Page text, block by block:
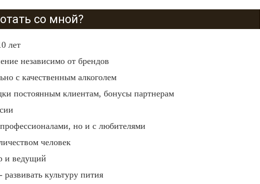
со мной?
лет
независимо от брендов
с качественным алкоголем
постоянным клиентам, бонусы партнерам
но и с любителями
человек
и ведущий
культуру пития